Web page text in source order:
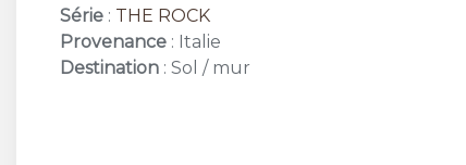
Série : THE ROCK
Provenance : Italie
Destination : Sol / mur